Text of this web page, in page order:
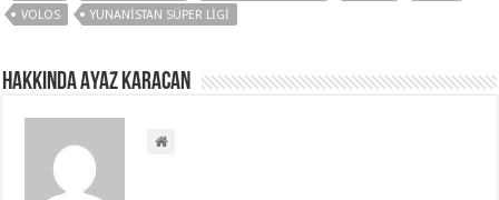
VOLOS
YUNANISTAN SÜPER LIGI
Hakkında Ayaz Karacan